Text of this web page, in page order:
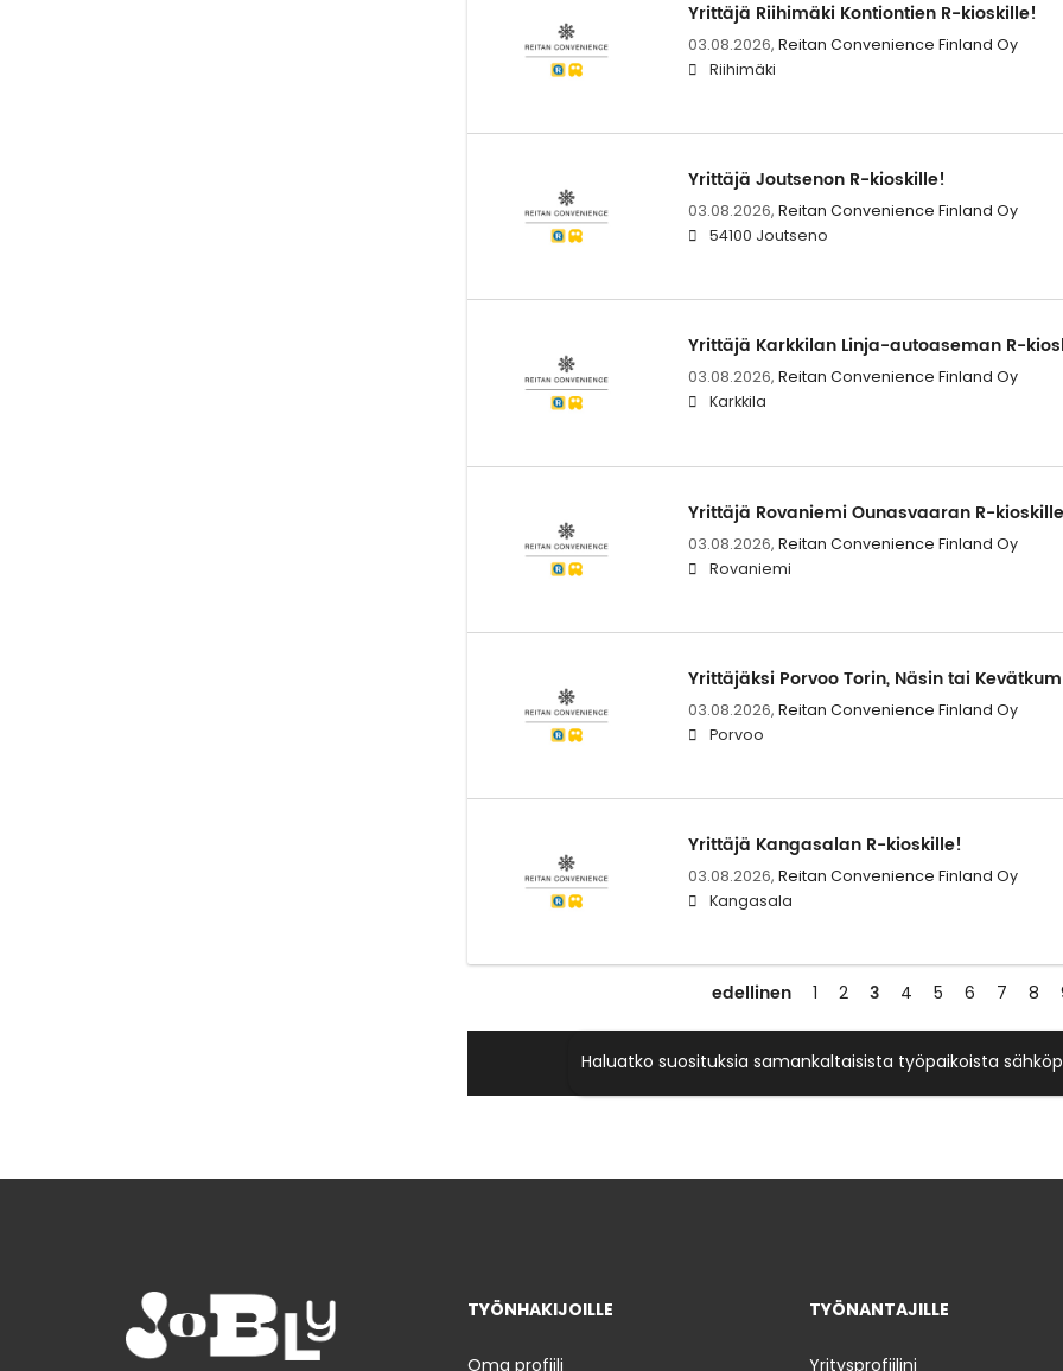
Yrittäjä Riihimäki Kontiontien R-kioskille!
03.08.2026, Reitan Convenience Finland Oy
Riihimäki
Yrittäjä Joutsenon R-kioskille!
03.08.2026, Reitan Convenience Finland Oy
54100 Joutseno
Yrittäjä Karkkilan Linja-autoaseman R-
03.08.2026, Reitan Convenience Finland Oy
Karkkila
Yrittäjä Rovaniemi Ounasvaaran R-
03.08.2026, Reitan Convenience Finland Oy
Rovaniemi
Yrittäjäksi Porvoo Torin, Näsin tai
03.08.2026, Reitan Convenience Finland Oy
Porvoo
Yrittäjä Kangasalan R-kioskille!
03.08.2026, Reitan Convenience Finland Oy
Kangasala
edellinen 1 2 3 4 5 6 7 8
Haluatko suosituksia samankaltaisista työpaikoista
TYÖNHAKIJOILLE
Oma profiili
TYÖNANTAJILLE
Yritysprofiilini